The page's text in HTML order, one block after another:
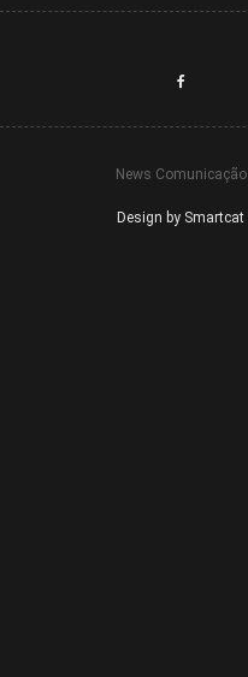
News Comunicação
Design by Smartcat